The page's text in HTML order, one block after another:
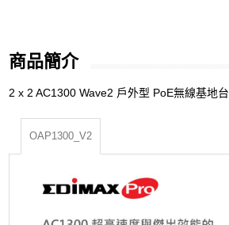
商品簡介
2 x 2 AC1300 Wave2 戶外型 PoE無線基地台
OAP1300_V2